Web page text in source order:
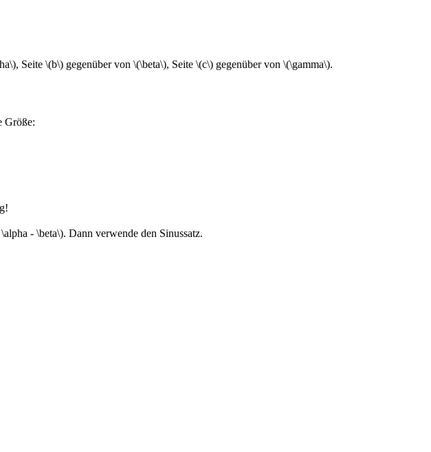
Seite \(b\) gegenüber von \(\beta\), Seite \(c\) gegenüber von \(\gamma\).
Größe:
- \beta\). Dann verwende den Sinussatz.